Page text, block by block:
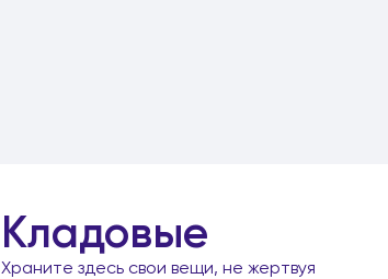
Кладовые
Храните здесь свои вещи, не жертвуя